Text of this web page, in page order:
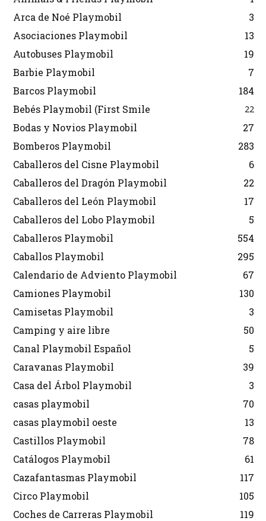
Arca de Noé Playmobil
3
Asociaciones Playmobil
13
Autobuses Playmobil
19
Barbie Playmobil
7
Barcos Playmobil
184
Bebés Playmobil (First Smile
22
Bodas y Novios Playmobil
27
Bomberos Playmobil
283
Caballeros del Cisne Playmobil
6
Caballeros del Dragón Playmobil
22
Caballeros del León Playmobil
17
Caballeros del Lobo Playmobil
5
Caballeros Playmobil
554
Caballos Playmobil
295
Calendario de Adviento Playmobil
67
Camiones Playmobil
130
Camisetas Playmobil
3
Camping y aire libre
50
Canal Playmobil Español
5
Caravanas Playmobil
39
Casa del Árbol Playmobil
3
casas playmobil
70
casas playmobil oeste
13
Castillos Playmobil
78
Catálogos Playmobil
61
Cazafantasmas Playmobil
117
Circo Playmobil
105
Coches de Carreras Playmobil
119